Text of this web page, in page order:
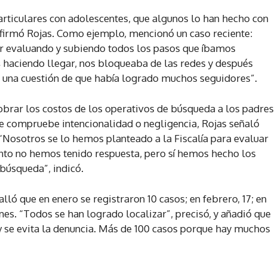
con adolescentes, que algunos lo han hecho con
Rojas. Como ejemplo, mencionó un caso reciente:
evaluando y subiendo todos los pasos que íbamos
llegar, nos bloqueaba de las redes y después
cuestión de que había logrado muchos seguidores”.
los costos de los operativos de búsqueda a los padres
compruebe intencionalidad o negligencia, Rojas señaló
se lo hemos planteado a la Fiscalía para evaluar
no hemos tenido respuesta, pero sí hemos hecho los
indicó.
que en enero se registraron 10 casos; en febrero, 17; en
“Todos se han logrado localizar”, precisó, y añadió que
evita la denuncia. Más de 100 casos porque hay muchos